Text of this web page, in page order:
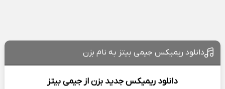
دانلود ریمیکس جیمی بیتز به نام بزن
دانلود ریمیکس جدید بزن ازجیمی بیتز